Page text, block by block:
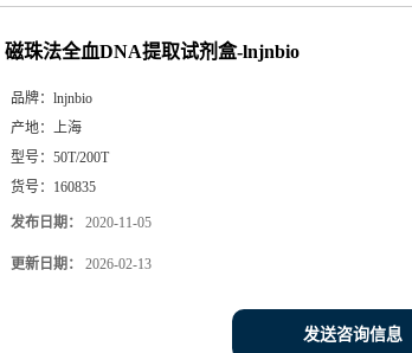
磁珠法全血DNA提取试剂盒-lnjnbio
品牌： lnjnbio
产地： 上海
型号： 50T/200T
货号： 160835
发布日期： 2020-11-05
更新日期： 2026-02-13
发送咨询信息